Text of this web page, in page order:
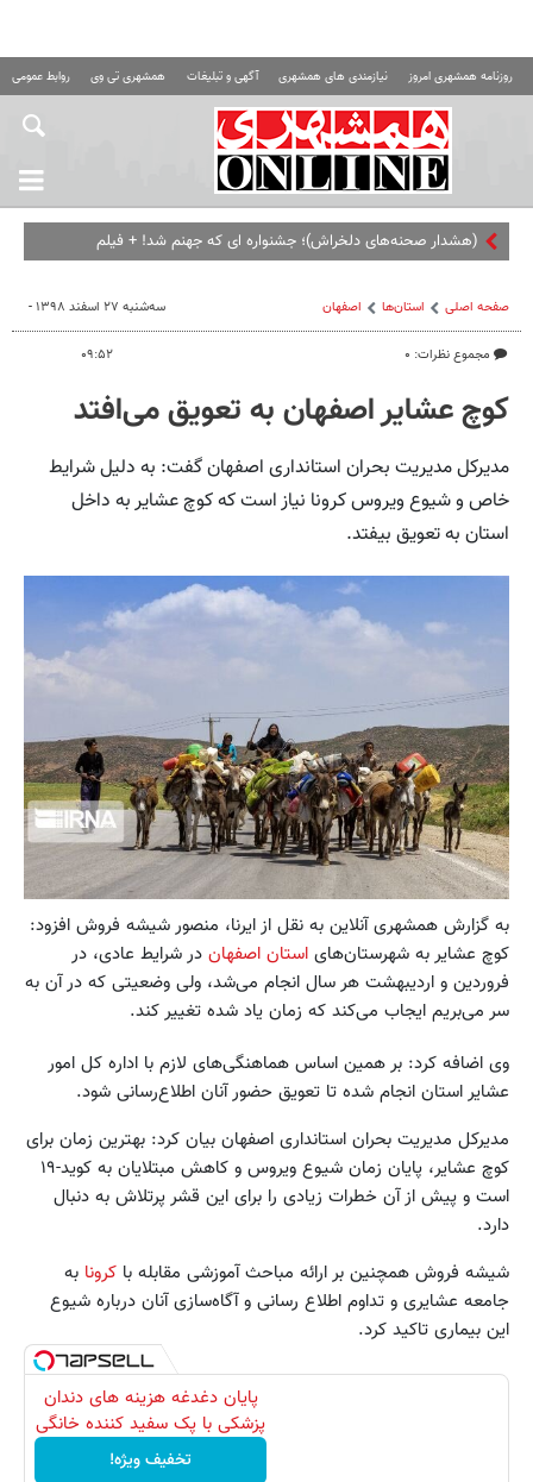
روزنامه همشهری امروز نیازمندی های همشهری آگهی و تبلیغات همشهری تی وی روابط عمومی
(هشدار صحنه‌های دلخراش)؛ جشنواره ای که جهنم شد! + فیلم
صفحه اصلی استان‌ها اصفهان
مجموع نظرات: ۰
سه‌شنبه ۲۷ اسفند ۱۳۹۸ -
۰۹:۵۲
کوچ عشایر اصفهان به تعویق می‌افتد
مدیرکل مدیریت بحران استانداری اصفهان گفت: به دلیل شرایط
خاص و شیوع ویروس کرونا نیاز است که کوچ عشایر به داخل
استان به تعویق بیفتد.
به گزارش همشهری آنلاین به نقل از ایرنا، منصور شیشه فروش افزود:
کوچ عشایر به شهرستان‌های استان اصفهان در شرایط عادی، در
فروردین و اردیبهشت هر سال انجام می‌شد، ولی وضعیتی که در آن به‌
سر می‌بریم ایجاب می‌کند که زمان یاد شده تغییر کند.
وی اضافه کرد: بر همین اساس هماهنگی‌های لازم با اداره کل امور
عشایر استان انجام شده تا تعویق حضور آنان اطلاع‌رسانی شود.
مدیرکل مدیریت بحران استانداری اصفهان بیان کرد: بهترین زمان برای
کوچ عشایر، پایان زمان شیوع ویروس و کاهش مبتلایان به کوید-۱۹
است و پیش از آن خطرات زیادی را برای این قشر پرتلاش به دنبال
دارد.
شیشه فروش همچنین بر ارائه مباحث آموزشی مقابله با کرونا به
جامعه عشایری و تداوم اطلاع رسانی و آگاه‌سازی آنان درباره شیوع
این بیماری تاکید کرد.
پایان دغدغه هزینه های دندان
پزشکی با پک سفید کننده خانگی
تخفیف ویژه!